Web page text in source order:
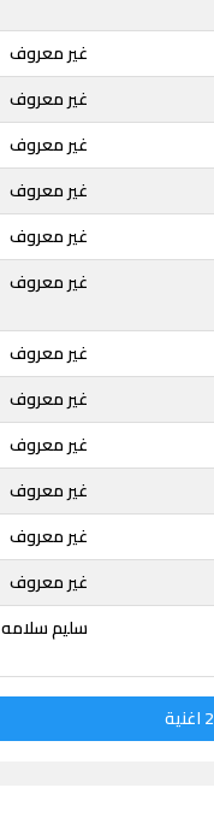
غير معروف
غير معروف
غير معروف
غير معروف
غير معروف
غير معروف
غير معروف
غير معروف
غير معروف
غير معروف
غير معروف
غير معروف
سليم سلامه